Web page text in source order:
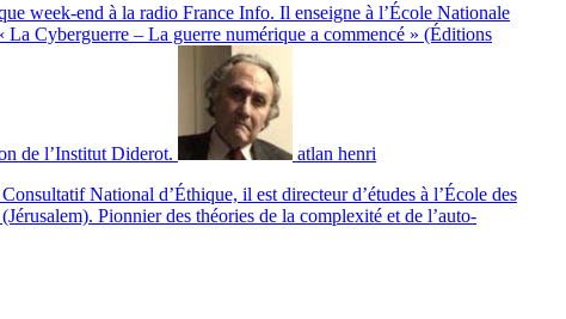
week-end à la radio France Info. Il enseigne à l’École Nationale
Cyberguerre – La guerre numérique a commencé » (Éditions
de l’Institut Diderot.
atlan henri
National d’Éthique, il est directeur d’études à l’École des
Pionnier des théories de la complexité et de l’auto-